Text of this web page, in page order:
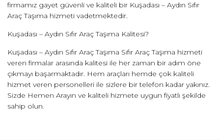
firmamız gayet güvenli ve kaliteli bir Kuşadası – Aydın Sıfır
Araç Taşıma hizmeti vadetmektedir.
Kuşadası – Aydın Sıfır Araç Taşıma Kalitesi?
Kuşadası – Aydın Sıfır Araç Taşıma Sıfır Araç Taşıma hizmeti
veren firmalar arasında kalitesi ile her zaman bir adım öne
çıkmayı başarmaktadır. Hem araçları hemde çok kaliteli
hizmet veren personelleri ile sizlere bir telefon kadar yakınız.
Sizde Hemen Arayın ve kaliteli hizmete uygun fiyatlı şekilde
sahip olun.